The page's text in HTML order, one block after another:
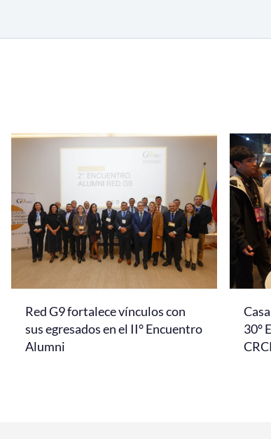
Red G9 fortalece vínculos con
sus egresados en el II° Encuentro
Alumni
30°